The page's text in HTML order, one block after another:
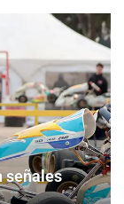
señales